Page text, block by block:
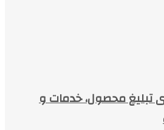
تبلیغ محصول، خدمات و